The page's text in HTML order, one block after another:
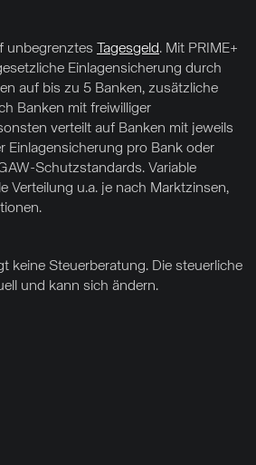
unbegrenztes Tagesgeld. Mit PRIME+
Einlagensicherung durch
auf bis zu 5 Banken, zusätzliche
Banken mit freiwilliger
verteilt auf Banken mit jeweils
Einlagensicherung pro Bank oder
Schutzstandards. Variable
Verteilung u.a. je nach Marktzinsen,
keine Steuerberatung. Die steuerliche
und kann sich ändern.